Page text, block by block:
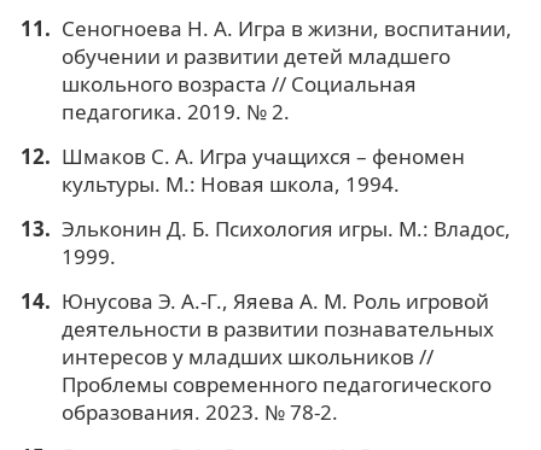
Сеногноева Н. А. Игра в жизни, воспитании,
обучении и развитии детей младшего
школьного возраста // Социальная
педагогика. 2019. № 2.
Шмаков С. А. Игра учащихся – феномен
культуры. М.: Новая школа, 1994.
Эльконин Д. Б. Психология игры. М.: Владос,
1999.
Юнусова Э. А.-Г., Яяева А. М. Роль игровой
деятельности в развитии познавательных
интересов у младших школьников //
Проблемы современного педагогического
образования. 2023. № 78-2.